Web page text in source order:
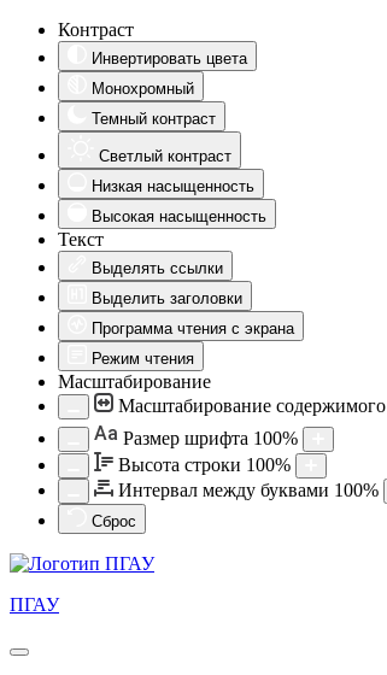
Контраст
Инвертировать цвета
Монохромный
Темный контраст
Светлый контраст
Низкая насыщенность
Высокая насыщенность
Текст
Выделять ссылки
Выделить заголовки
Программа чтения с экрана
Режим чтения
Масштабирование
Масштабирование содержимого
Aa Размер шрифта 100%
Высота строки 100%
Интервал между буквами 100%
Сброс
ПГАУ